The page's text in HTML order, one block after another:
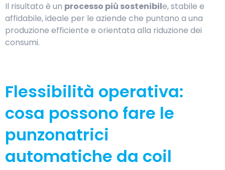
Il risultato è un processo più sostenibile, stabile e
affidabile, ideale per le aziende che puntano a una
produzione efficiente e orientata alla riduzione dei
consumi.
Flessibilità operativa:
cosa possono fare le
punzonatrici
automatiche da coil